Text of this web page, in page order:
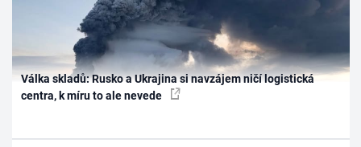
Válka skladů: Rusko a Ukrajina si navzájem ničí logistická
centra, k míru to ale nevede